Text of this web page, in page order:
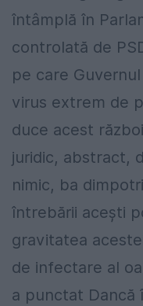
întâmplă în
controlată de
pe care
virus extrem de
duce acest
juridic, abstract,
nimic, ba
întrebării aceşti
gravitatea
de infectare al
a punctat Dancă